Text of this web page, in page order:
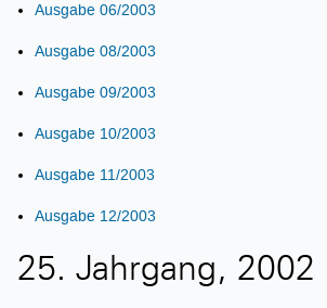
Ausgabe 06/2003
Ausgabe 08/2003
Ausgabe 09/2003
Ausgabe 10/2003
Ausgabe 11/2003
Ausgabe 12/2003
25. Jahrgang, 2002